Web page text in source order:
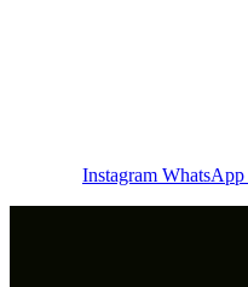
Instagram WhatsApp